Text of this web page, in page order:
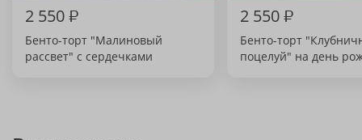
2 550₽
Бенто-торт "Малиновый
рассвет" с сердечками
2 550₽
Бенто-торт
поцелуй" на день